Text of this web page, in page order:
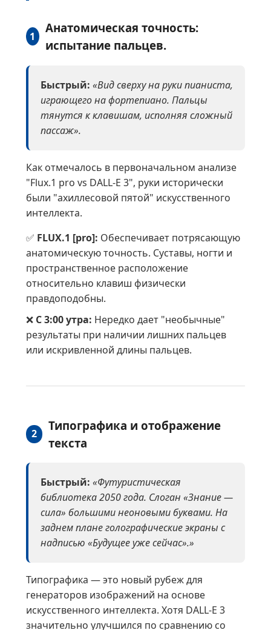
1
Анатомическая точность:
испытание пальцев.
Быстрый: «Вид сверху на руки пианиста,
играющего на фортепиано. Пальцы
тянутся к клавишам, исполняя сложный
пассаж».
Как отмечалось в первоначальном анализе
"Flux.1 pro vs DALL-E 3", руки исторически
были "ахиллесовой пятой" искусственного
интеллекта.
✅ FLUX.1 [pro]: Обеспечивает потрясающую
анатомическую точность. Суставы, ногти и
пространственное расположение
относительно клавиш физически
правдоподобны.
❌ С 3:00 утра: Нередко дает "необычные"
результаты при наличии лишних пальцев
или искривленной длины пальцев.
2
Типографика и отображение
текста
Быстрый: «Футуристическая
библиотека 2050 года. Слоган «Знание —
сила» большими неоновыми буквами. На
заднем плане голографические экраны с
надписью «Будущее уже сейчас».»
Типографика — это новый рубеж для
генераторов изображений на основе
искусственного интеллекта. Хотя DALL-E 3
значительно улучшился по сравнению со